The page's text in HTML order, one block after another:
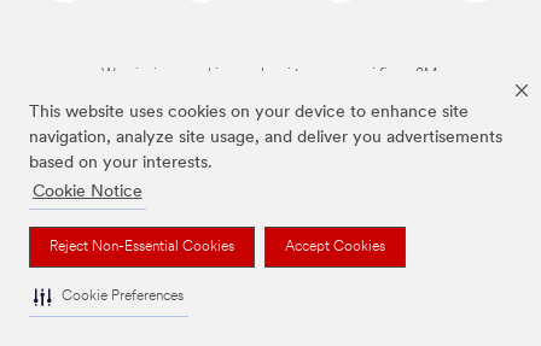
This website uses cookies on your device to enhance site
navigation, analyze site usage, and deliver you advertisements
based on your interests.
Cookie Notice
Reject Non-Essential Cookies Accept Cookies
Cookie Preferences
Wymienione marki są znakami towarowymi firmy 3M.